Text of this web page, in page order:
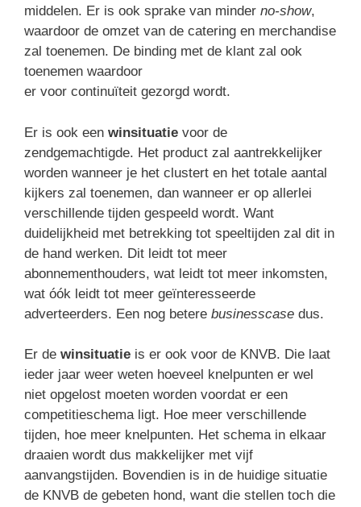
middelen. Er is ook sprake van minder no-show,
waardoor de omzet van de catering en merchandise
zal toenemen. De binding met de klant zal ook
toenemen waardoor
er voor continuïteit gezorgd wordt.
Er is ook een winsituatie voor de
zendgemachtigde. Het product zal aantrekkelijker
worden wanneer je het clustert en het totale aantal
kijkers zal toenemen, dan wanneer er op allerlei
verschillende tijden gespeeld wordt. Want
duidelijkheid met betrekking tot speeltijden zal dit in
de hand werken. Dit leidt tot meer
abonnementhouders, wat leidt tot meer inkomsten,
wat óók leidt tot meer geïnteresseerde
adverteerders. Een nog betere businesscase dus.
Er de winsituatie is er ook voor de KNVB. Die laat
ieder jaar weer weten hoeveel knelpunten er wel
niet opgelost moeten worden voordat er een
competitieschema ligt. Hoe meer verschillende
tijden, hoe meer knelpunten. Het schema in elkaar
draaien wordt dus makkelijker met vijf
aanvangstijden. Bovendien is in de huidige situatie
de KNVB de gebeten hond, want die stellen toch die